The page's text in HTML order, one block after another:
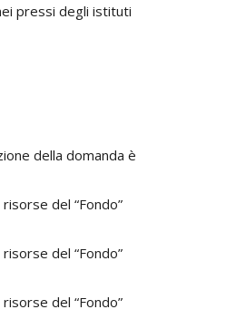
pressi degli istituti
della domanda è
del “Fondo”
del “Fondo”
del “Fondo”